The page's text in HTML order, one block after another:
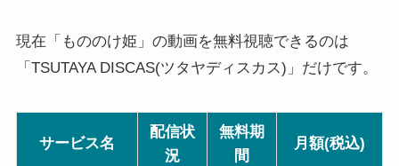
現在「もののけ姫」の動画を無料視聴できるのは
「TSUTAYA DISCAS(ツタヤディスカス)」だけです。
サービス名
配信状
況
無料期
間
月額(税込)